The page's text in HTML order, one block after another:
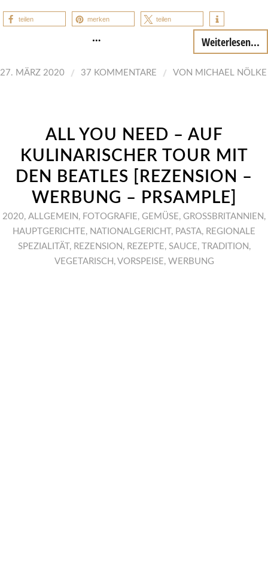
teilen merken teilen
… Weiterlesen...
27. MÄRZ 2020 / 37 KOMMENTARE / VON MICHAEL NÖLKE
ALL YOU NEED – AUF
KULINARISCHER TOUR MIT
DEN BEATLES [REZENSION –
WERBUNG – PRSAMPLE]
2020, ALLGEMEIN , FOTOGRAFIE, GEMÜSE, GROSSBRITANNIEN
,
HAUPTGERICHTE, NATIONALGERICHT , PASTA, REGIONALE
SPEZIALITÄT , REZENSION , REZEPTE, SAUCE, TRADITION ,
VEGETARISCH , VORSPEISE, WERBUNG